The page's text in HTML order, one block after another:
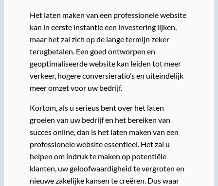
Het laten maken van een professionele website
kan in eerste instantie een investering lijken,
maar het zal zich op de lange termijn zeker
terugbetalen. Een goed ontworpen en
geoptimaliseerde website kan leiden tot meer
verkeer, hogere conversieratio’s en uiteindelijk
meer omzet voor uw bedrijf.
Kortom, als u serieus bent over het laten
groeien van uw bedrijf en het bereiken van
succes online, dan is het laten maken van een
professionele website essentieel. Het zal u
helpen om indruk te maken op potentiële
klanten, uw geloofwaardigheid te vergroten en
nieuwe zakelijke kansen te creëren. Dus waar